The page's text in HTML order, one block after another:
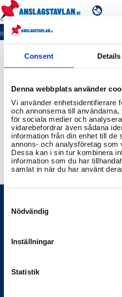
Consent Details
Denna webbplats använder
Vi använder enhetsidentifierare
och annonserna till
för sociala medier och
vidarebefordrar även sådana
information från din enhet till de
annons- och analysföretag som
Dessa kan i sin tur kombinera
information som du har
samlat in när du har använt
Selection
Nödvändig
Inställningar
Statistik
Hem 404
myndigheter och